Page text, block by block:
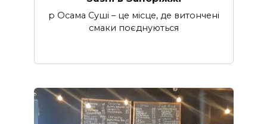
p Осама Суші – це місце, де витончені
смаки поєднуються